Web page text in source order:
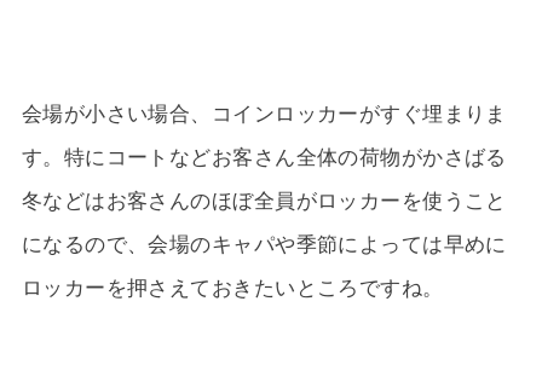
会場が小さい場合、コインロッカーがすぐ埋まりま
す。特にコートなどお客さん全体の荷物がかさばる
冬などはお客さんのほぼ全員がロッカーを使うこと
になるので、会場のキャパや季節によっては早めに
ロッカーを押さえておきたいところですね。